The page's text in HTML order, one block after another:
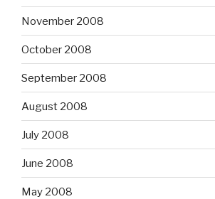
November 2008
October 2008
September 2008
August 2008
July 2008
June 2008
May 2008